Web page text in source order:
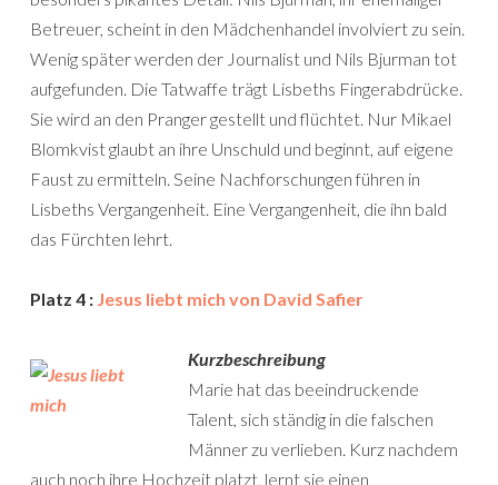
Betreuer, scheint in den Mädchenhandel involviert zu sein.
Wenig später werden der Journalist und Nils Bjurman tot
aufgefunden. Die Tatwaffe trägt Lisbeths Fingerabdrücke.
Sie wird an den Pranger gestellt und flüchtet. Nur Mikael
Blomkvist glaubt an ihre Unschuld und beginnt, auf eigene
Faust zu ermitteln. Seine Nachforschungen führen in
Lisbeths Vergangenheit. Eine Vergangenheit, die ihn bald
das Fürchten lehrt.
Platz 4 : Jesus liebt mich von David Safier
Kurzbeschreibung
Marie hat das beeindruckende
Talent, sich ständig in die falschen
Männer zu verlieben. Kurz nachdem
auch noch ihre Hochzeit platzt, lernt sie einen